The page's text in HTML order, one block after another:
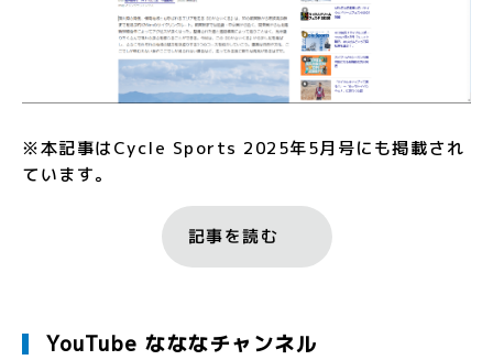
※本記事はCycle Sports 2025年5月号にも掲載され
ています。
記事を読む
YouTube なななチャンネル